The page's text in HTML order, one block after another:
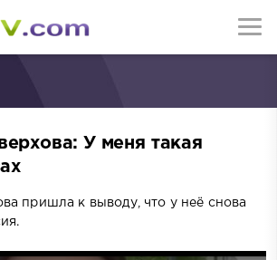
У меня такая
пришла к выводу, что у неё снова